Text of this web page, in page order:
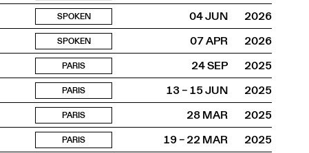
SPOKEN 04 JUN
2026
SPOKEN 07 APR
2026
PARIS 24 SEP
2025
PARIS 13 – 15 JUN
2025
PARIS 28 MAR
2025
PARIS 19 – 22 MAR
2025